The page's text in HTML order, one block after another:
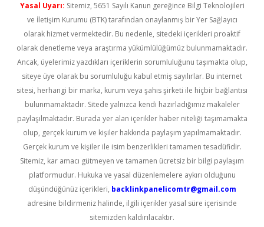
Yasal Uyarı: Sitemiz, 5651 Sayılı Kanun gereğince Bilgi Teknolojileri
ve İletişim Kurumu (BTK) tarafından onaylanmış bir Yer Sağlayıcı
olarak hizmet vermektedir. Bu nedenle, sitedeki içerikleri proaktif
olarak denetleme veya araştırma yükümlülüğümüz bulunmamaktadır.
Ancak, üyelerimiz yazdıkları içeriklerin sorumluluğunu taşımakta olup,
siteye üye olarak bu sorumluluğu kabul etmiş sayılırlar. Bu internet
sitesi, herhangi bir marka, kurum veya şahıs şirketi ile hiçbir bağlantısı
bulunmamaktadır. Sitede yalnızca kendi hazırladığımız makaleler
paylaşılmaktadır. Burada yer alan içerikler haber niteliği taşımamakta
olup, gerçek kurum ve kişiler hakkında paylaşım yapılmamaktadır.
Gerçek kurum ve kişiler ile isim benzerlikleri tamamen tesadüfidir.
Sitemiz, kar amacı gütmeyen ve tamamen ücretsiz bir bilgi paylaşım
platformudur. Hukuka ve yasal düzenlemelere aykırı olduğunu
düşündüğünüz içerikleri, backlinkpanelicomtr@gmail.com
adresine bildirmeniz halinde, ilgili içerikler yasal süre içerisinde
sitemizden kaldırılacaktır.